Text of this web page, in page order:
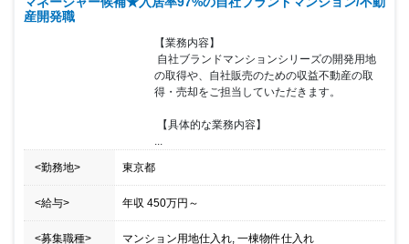
産開発職
【業務内容】
の取得や、自社販売のための収益不動産の取
得・売却をご担当していただきます。
...
<勤務地> 東京都
<給与> 年収 450万円 ～
<募集職種> マンション用地仕入れ, 一棟物件仕入れ